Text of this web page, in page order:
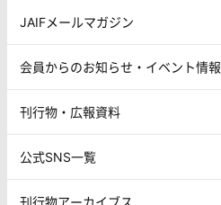
JAIFメールマガジン
会員からのお知らせ・イベント情報
刊行物・広報資料
公式SNS一覧